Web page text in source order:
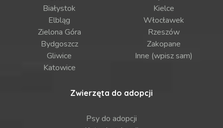
Białystok
Elbląg
Zielona Góra
Bydgoszcz
Gliwice
Katowice
Kielce
Włocławek
Rzeszów
Zakopane
Inne (wpisz sam)
Zwierzęta do adopcji
Psy do adopcji